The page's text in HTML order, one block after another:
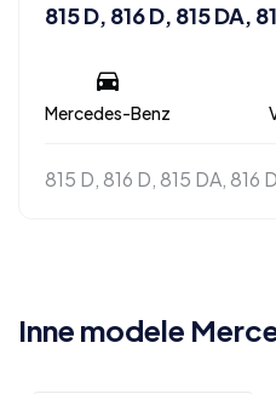
815 D, 816 D, 815 DA,
Mercedes-Benz
815 D, 816 D, 815 DA, 816
Inne modele